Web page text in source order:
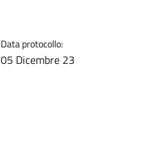
Data protocollo:
05 Dicembre 23